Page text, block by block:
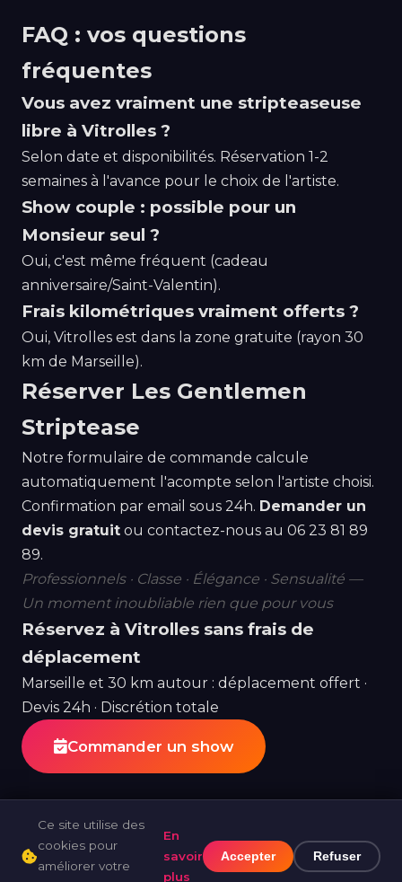
FAQ : vos questions
fréquentes
Vous avez vraiment une stripteaseuse
libre à Vitrolles ?
Selon date et disponibilités. Réservation 1-2
semaines à l'avance pour le choix de l'artiste.
Show couple : possible pour un
Monsieur seul ?
Oui, c'est même fréquent (cadeau
anniversaire/Saint-Valentin).
Frais kilométriques vraiment offerts ?
Oui, Vitrolles est dans la zone gratuite (rayon 30
km de Marseille).
Réserver Les Gentlemen
Striptease
Notre formulaire de commande calcule
automatiquement l'acompte selon l'artiste choisi.
Confirmation par email sous 24h. Demander un
devis gratuit ou contactez-nous au 06 23 81 89
89.
Professionnels · Classe · Élégance · Sensualité —
Un moment inoubliable rien que pour vous
Réservez à Vitrolles sans frais de
déplacement
Marseille et 30 km autour : déplacement offert ·
Devis 24h · Discrétion totale
Commander un show
© 2026 Les Gentlemen Striptease ·Tous nos
Ce site utilise des
cookies pour
améliorer votre
En
savoir
plus
Accepter Refuser